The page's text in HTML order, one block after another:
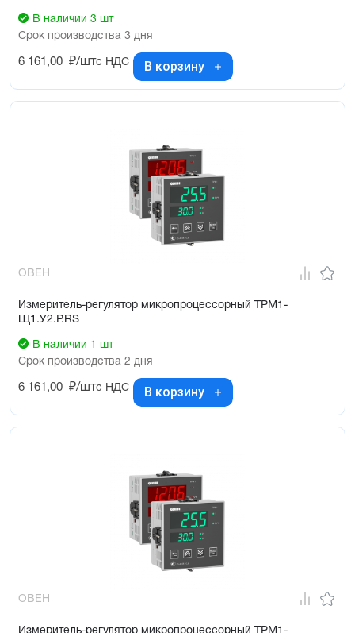
В наличии 3 шт
Срок производства 3 дня
6 161,00 ₽/штс НДС В корзину
ОВЕН
Измеритель-регулятор микропроцессорный ТРМ1-
Щ1.У2.Р.RS
В наличии 1 шт
Срок производства 2 дня
6 161,00 ₽/штс НДС В корзину
ОВЕН
Измеритель-регулятор микропроцессорный ТРМ1-